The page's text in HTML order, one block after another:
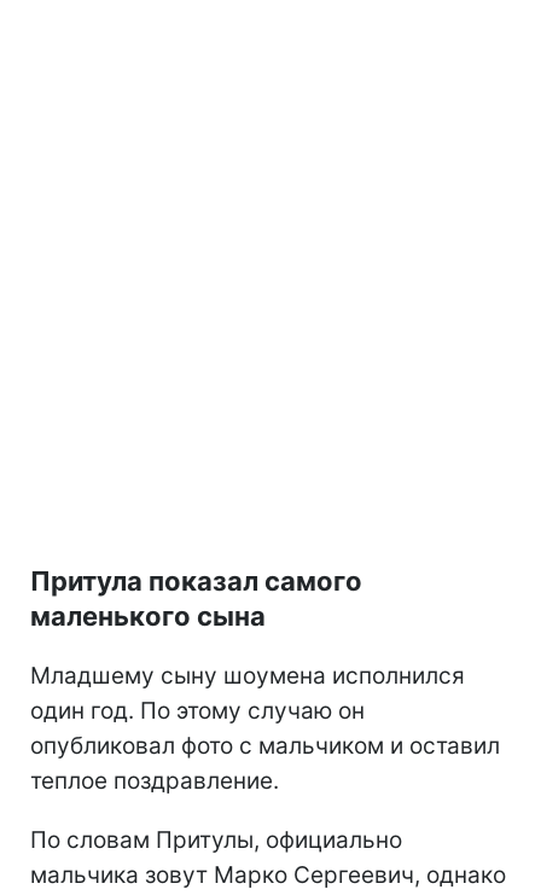
Притула показал самого
маленького сына
Младшему сыну шоумена исполнился
один год. По этому случаю он
опубликовал фото с мальчиком и оставил
теплое поздравление.
По словам Притулы, официально
мальчика зовут Марко Сергеевич, однако